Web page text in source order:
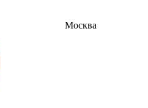
Москва